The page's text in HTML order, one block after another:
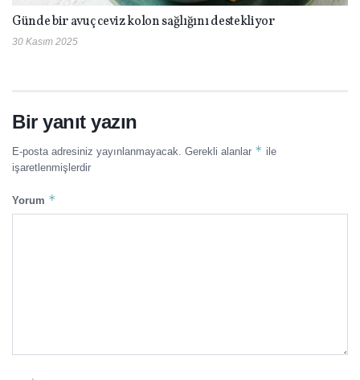
Günde bir avuç ceviz kolon sağlığını destekliyor
30 Kasım 2025
Bir yanıt yazın
E-posta adresiniz yayınlanmayacak. Gerekli alanlar * ile
işaretlenmişlerdir
Yorum *